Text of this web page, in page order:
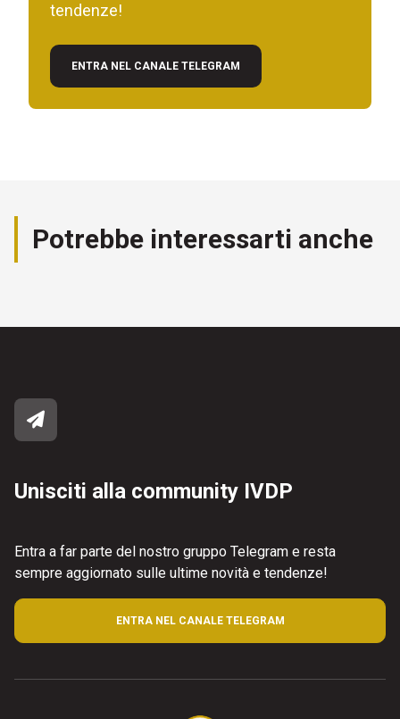
tendenze!
ENTRA NEL CANALE TELEGRAM
Potrebbe interessarti anche
Unisciti alla community IVDP
Entra a far parte del nostro gruppo Telegram e resta
sempre aggiornato sulle ultime novità e tendenze!
ENTRA NEL CANALE TELEGRAM